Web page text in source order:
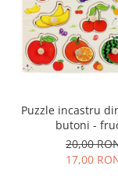
Puzzle incastru
butoni -
20,00
17,00